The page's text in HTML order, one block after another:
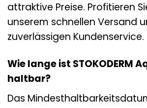
attraktive Preise. Profitieren
unserem schnellen Versand
zuverlässigen Kundenservice.
Wie lange ist STOKODERM
haltbar?
Das